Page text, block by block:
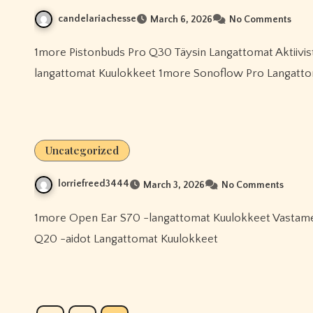
candelariachesse March 6, 2026 No Comments
1more Pistonbuds Pro Q30 Täysin Langattomat Aktiivista Melua Vaimentavat Kuulokkeet 1more Open Ear S70 -
langattomat Kuulokkeet 1more Sonoflow Pro
Uncategorized
lorriefreed3444 March 3, 2026 No Comments
1more Open Ear S70 -langattomat Kuulokkeet Vastamelulla Varustetut Over-ear -kuulokkeet Korvan Yli 1more
Q20 -aidot Langattomat Kuulokkeet